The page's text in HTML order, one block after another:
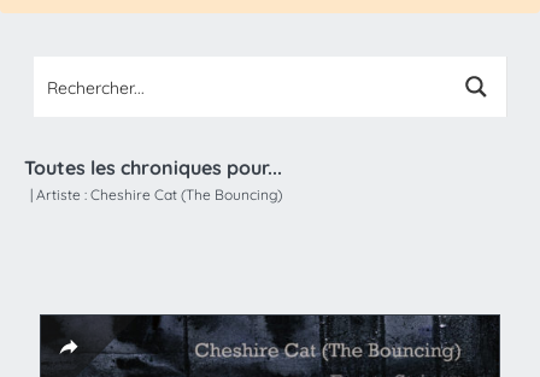
Toutes les chroniques pour...
| Artiste : Cheshire Cat (The Bouncing)